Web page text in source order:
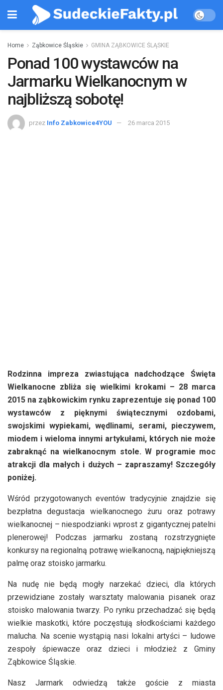
Home Ząbkowice Śląskie GMINA ZĄBKOWICE ŚLĄSKIE
Ponad 100 wystawców na
Jarmarku Wielkanocnym w
najbliższą sobotę!
przez Info Zabkowice4YOU 26 marca 2015
Rodzinna impreza zwiastująca nadchodzące Święta
Wielkanocne zbliża się wielkimi krokami – 28 marca
2015 na ząbkowickim rynku zaprezentuje się ponad 100
wystawców z pięknymi świątecznymi ozdobami,
swojskimi wypiekami, wędlinami, serami, pieczywem,
miodem i wieloma innymi artykułami, których nie może
zabraknąć na wielkanocnym stole. W programie moc
atrakcji dla małych i dużych – zapraszamy! Szczegóły
poniżej.
Wśród przygotowanych eventów tradycyjnie znajdzie się
bezpłatna degustacja wielkanocnego żuru oraz potrawy
wielkanocnej – niespodzianki wprost z gigantycznej patelni
plenerowej! Podczas jarmarku zostaną rozstrzygnięte
konkursy na regionalną potrawę wielkanocną, najpiękniejszą
palmę oraz stoisko jarmarku.
Na nudę nie będą mogły narzekać dzieci, dla których
przewidziane zostały warsztaty malowania pisanek oraz
stoisko malowania twarzy. Po rynku przechadzać się będą
wielkie maskotki, które poczęstują słodkościami każdego
malucha. Na scenie wystąpią nasi lokalni artyści – ludowe
zespoły śpiewacze oraz dzieci i młodzież z Gminy
Ząbkowice Śląskie.
Nasz Jarmark odwiedzą także goście z miasta